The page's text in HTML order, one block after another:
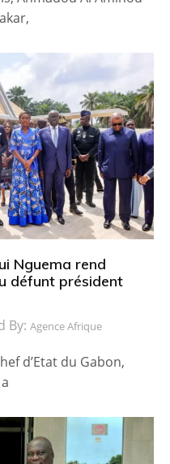
Nguema rend
défunt président
By: Agence Afrique
d’Etat du Gabon,